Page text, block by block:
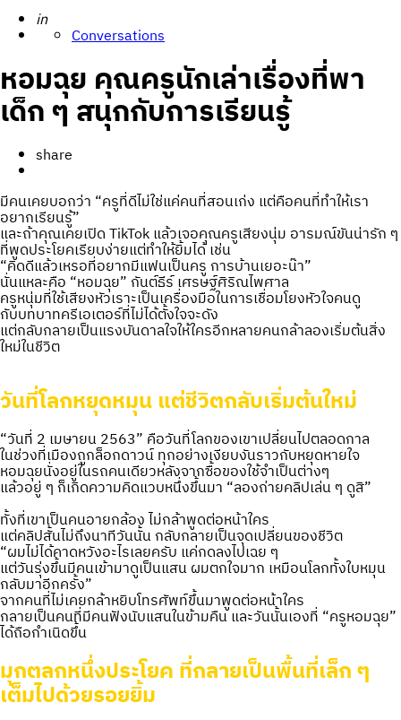
Posted
in
Conversations
หอมฉุย คุณครูนักเล่าเรื่องที่พา
เด็ก ๆ สนุกกับการเรียนรู้
share
มีคนเคยบอกว่า “ครูที่ดีไม่ใช่แค่คนที่สอนเก่ง แต่คือคนที่ทำให้เรา
อยากเรียนรู้”
และถ้าคุณเคยเปิด TikTok แล้วเจอคุณครูเสียงนุ่ม อารมณ์ขันน่ารัก ๆ
ที่พูดประโยคเรียบง่ายแต่ทำให้ยิ้มได้ เช่น
“คิดดีแล้วเหรอที่อยากมีแฟนเป็นครู การบ้านเยอะน๊า”
นั่นแหละคือ “หอมฉุย” กันต์ธีร์ เศรษฐ์ศิริณไพศาล
ครูหนุ่มที่ใช้เสียงหัวเราะเป็นเครื่องมือในการเชื่อมโยงหัวใจคนดู
กับบทบาทครีเอเตอร์ที่ไม่ได้ตั้งใจจะดัง
แต่กลับกลายเป็นแรงบันดาลใจให้ใครอีกหลายคนกล้าลองเริ่มต้นสิ่ง
ใหม่ในชีวิต
วันที่โลกหยุดหมุน แต่ชีวิตกลับเริ่มต้นใหม่
“วันที่ 2 เมษายน 2563” คือวันที่โลกของเขาเปลี่ยนไปตลอดกาล
ในช่วงที่เมืองถูกล็อกดาวน์ ทุกอย่างเงียบงันราวกับหยุดหายใจ
หอมฉุยนั่งอยู่ในรถคนเดียวหลังจากซื้อของใช้จำเป็นต่างๆ
แล้วอยู่ ๆ ก็เกิดความคิดแวบหนึ่งขึ้นมา “ลองถ่ายคลิปเล่น ๆ ดูสิ”
ทั้งที่เขาเป็นคนอายกล้อง ไม่กล้าพูดต่อหน้าใคร
แต่คลิปสั้นไม่ถึงนาทีวันนั้น กลับกลายเป็นจุดเปลี่ยนของชีวิต
“ผมไม่ได้คาดหวังอะไรเลยครับ แค่กดลงไปเฉย ๆ
แต่วันรุ่งขึ้นมีคนเข้ามาดูเป็นแสน ผมตกใจมาก เหมือนโลกทั้งใบหมุน
กลับมาอีกครั้ง”
จากคนที่ไม่เคยกล้าหยิบโทรศัพท์ขึ้นมาพูดต่อหน้าใคร
กลายเป็นคนที่มีคนฟังนับแสนในข้ามคืน และวันนั้นเองที่ “ครูหอมฉุย”
ได้ถือกำเนิดขึ้น
มุกตลกหนึ่งประโยค ที่กลายเป็นพื้นที่เล็ก ๆ
เต็มไปด้วยรอยยิ้ม